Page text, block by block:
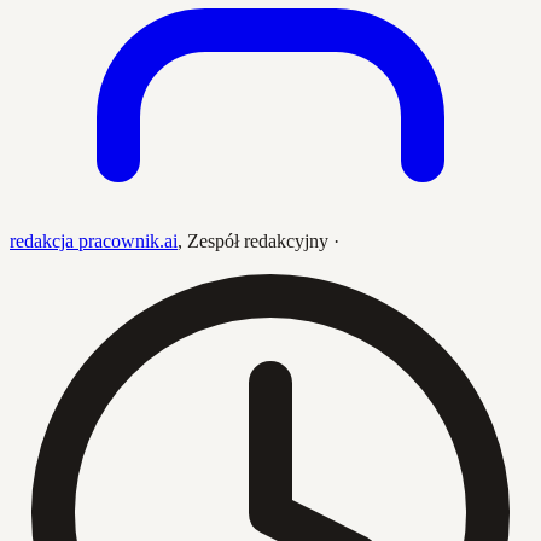
redakcja pracownik.ai, Zespół redakcyjny ·